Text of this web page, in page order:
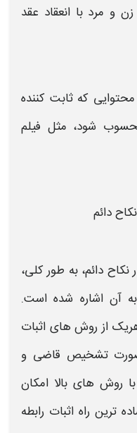
و مرد با انعقاد عقد
که ثابت کننده
شود، مثل فیلم
دائم
نکاح دائم، به طور کلی،
آن اشاره شده است.
هریک از روش های اثبات
تشخیص قاضی و
روش های بالا امکان
ترین راهاثبات رابطه